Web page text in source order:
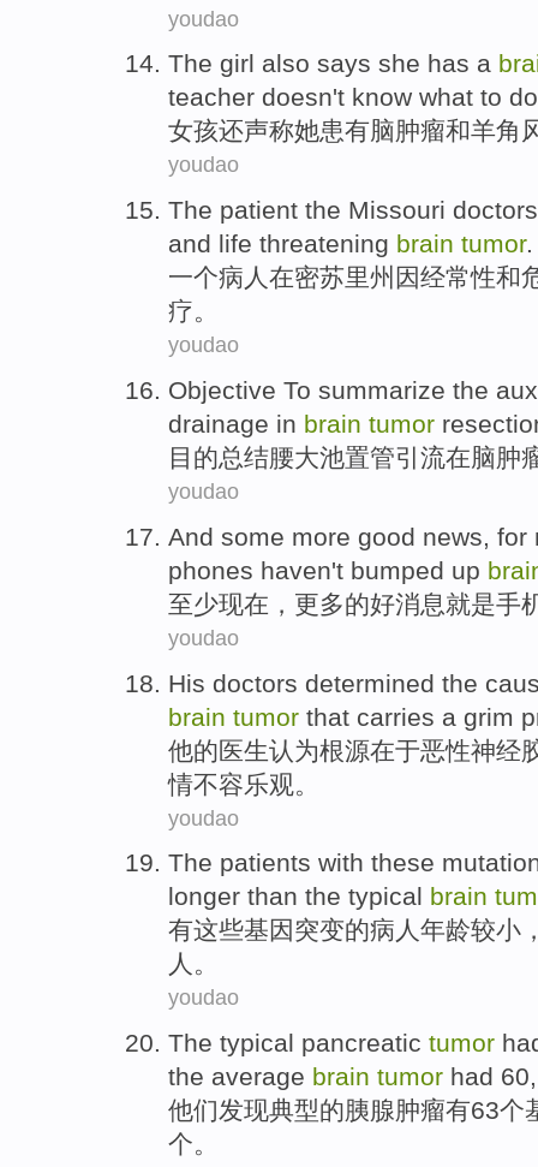
youdao
The girl also says she has a
teacher doesn't know what to
女孩还声称她患有脑肿瘤和羊角
youdao
The patient the Missouri
and life threatening brain tumor.
一个病人 在密苏里州因经常性和
疗。
youdao
Objective To summarize the
drainage in brain tumor
目的总结腰大池置管引流在脑肿
youdao
And some more good news, for
phones haven't bumped up
至少现在 ， 更多的好消息就是手
youdao
His doctors determined the
brain tumor that carries a grim
他的医生认为根源在于恶性神经
情不容乐观 。
youdao
The patients with these
longer than the typical brain
有这些基因突变的病人 年龄较小
人。
youdao
The typical pancreatic tumor
the average brain tumor had 60
他们发现典型的胰腺肿瘤有63个
个。